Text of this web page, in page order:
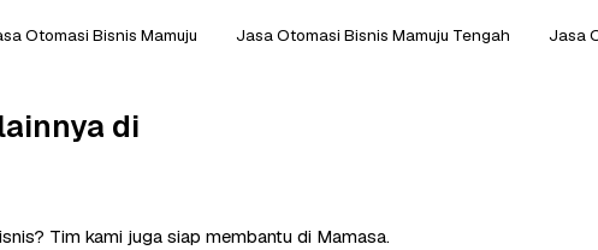
Otomasi Bisnis Mamuju Jasa Otomasi Bisnis Mamuju Tengah Jasa
di
Tim kami juga siap membantu di Mamasa.